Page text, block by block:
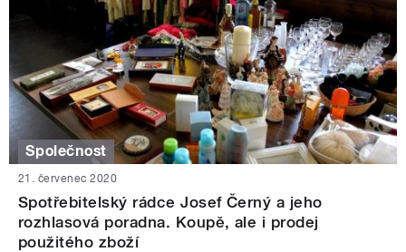
Společnost
21. červenec 2020
Spotřebitelský rádce Josef Černý a jeho
rozhlasová poradna. Koupě, ale i prodej
použitého zboží